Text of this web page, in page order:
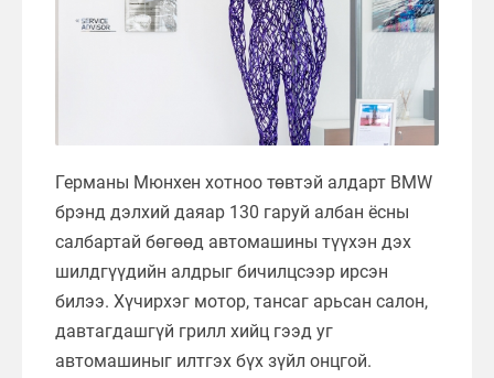
Германы Мюнхен хотноо төвтэй алдарт BMW
брэнд дэлхий даяар 130 гаруй албан ёсны
салбартай бөгөөд автомашины түүхэн дэх
шилдгүүдийн алдрыг бичилцсээр ирсэн
билээ. Хүчирхэг мотор, тансаг арьсан салон,
давтагдашгүй грилл хийц гээд уг
автомашиныг илтгэх бүх зүйл онцгой.